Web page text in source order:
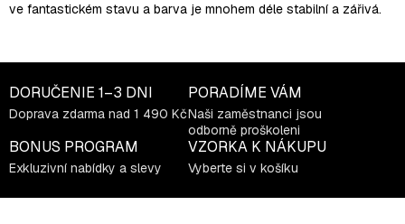
ve fantastickém stavu a barva je mnohem déle stabilní a zářivá.
DORUČENIE 1–3 DNI
Doprava zdarma nad 1 490 Kč
PORADÍME VÁM
Naši zaměstnanci jsou
odborně proškoleni
BONUS PROGRAM
Exkluzivní nabídky a slevy
VZORKA K NÁKUPU
Vyberte si v košíku